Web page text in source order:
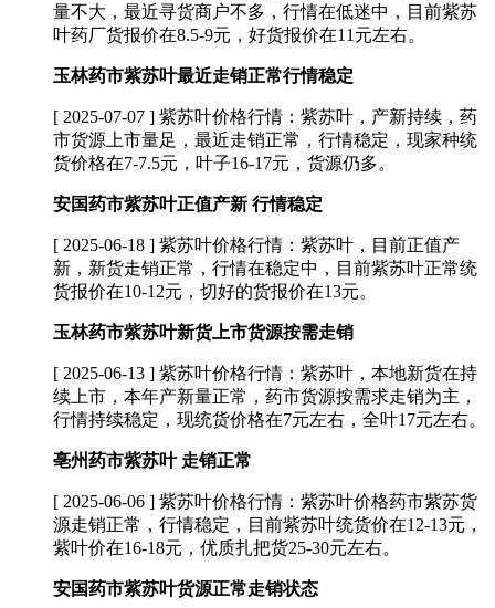
量不大，最近寻货商户不多，行情在低迷中，目前紫苏
叶药厂货报价在8.5-9元，好货报价在11元左右。
玉林药市紫苏叶最近走销正常行情稳定
[ 2025-07-07 ] 紫苏叶价格行情：紫苏叶，产新持续，药
市货源上市量足，最近走销正常，行情稳定，现家种统
货价格在7-7.5元，叶子16-17元，货源仍多。
安国药市紫苏叶正值产新 行情稳定
[ 2025-06-18 ] 紫苏叶价格行情：紫苏叶，目前正值产
新，新货走销正常，行情在稳定中，目前紫苏叶正常统
货报价在10-12元，切好的货报价在13元。
玉林药市紫苏叶新货上市货源按需走销
[ 2025-06-13 ] 紫苏叶价格行情：紫苏叶，本地新货在持
续上市，本年产新量正常，药市货源按需求走销为主，
行情持续稳定，现统货价格在7元左右，全叶17元左右。
亳州药市紫苏叶 走销正常
[ 2025-06-06 ] 紫苏叶价格行情：紫苏叶价格药市紫苏货
源走销正常，行情稳定，目前紫苏叶统货价在12-13元，
紫叶价在16-18元，优质扎把货25-30元左右。
安国药市紫苏叶货源正常走销状态